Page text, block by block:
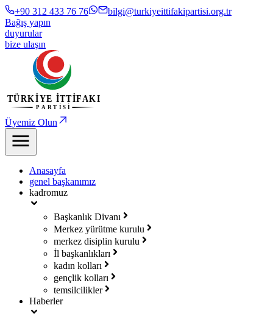
+90 312 433 76 76
bilgi@turkiyeittifakipartisi.org.tr
Bağış yapın
duyurular
bize ulaşın
Üyemiz Olun
Anasayfa
genel başkanımız
kadromuz
Başkanlık Divanı
Merkez yürütme kurulu
merkez disiplin kurulu
İl başkanlıkları
kadın kolları
gençlik kolları
temsilcilikler
Haberler